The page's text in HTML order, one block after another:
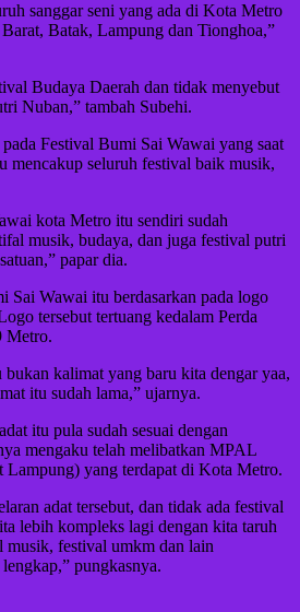
sanggar seni yang ada di Kota Metro
Batak, Lampung dan Tionghoa,”
Budaya Daerah dan tidak menyebut
Nuban,” tambah Subehi.
Festival Bumi Sai Wawai yang saat
mencakup seluruh festival baik musik,
kota Metro itu sendiri sudah
musik, budaya, dan juga festival putri
papar dia.
Sai Wawai itu berdasarkan pada logo
tersebut tertuang kedalam Perda
Metro.
kalimat yang baru kita dengar yaa,
itu sudah lama,” ujarnya.
itu pula sudah sesuai dengan
mengaku telah melibatkan MPAL
Lampung) yang terdapat di Kota Metro.
adat tersebut, dan tidak ada festival
lebih kompleks lagi dengan kita taruh
musik, festival umkm dan lain
pungkasnya.